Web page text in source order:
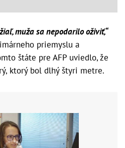
muža sa nepodarilo oživiť,“
priemyslu a
štáte pre AFP uviedlo, že
ktorý bol dlhý štyri metre.